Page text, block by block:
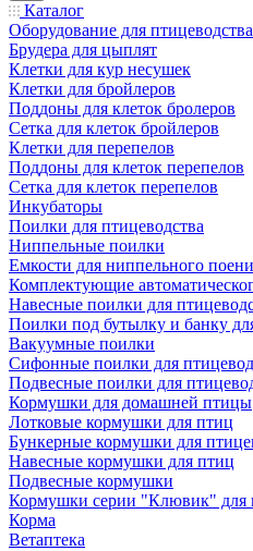
Каталог
Оборудование для птицеводства
Брудера для цыплят
Клетки для кур несушек
Клетки для бройлеров
Поддоны для клеток бролеров
Сетка для клеток бройлеров
Клетки для перепелов
Поддоны для клеток перепелов
Сетка для клеток перепелов
Инкубаторы
Поилки для птицеводства
Ниппельные поилки
Емкости для ниппельного
Комплектующие
Навесные поилки для
Поилки под бутылку и банку
Вакуумные поилки
Сифонные поилки для
Подвесные поилки для
Кормушки для домашней птицы
Лотковые кормушки для птиц
Бункерные кормушки для
Навесные кормушки для птиц
Подвесные кормушки
Кормушки серии "Клювик" для
Корма
Ветаптека